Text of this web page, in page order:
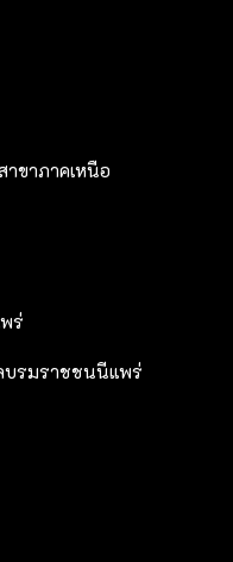
ขาภาคเหนือ
ร่
บรมราชชนนีแพร่